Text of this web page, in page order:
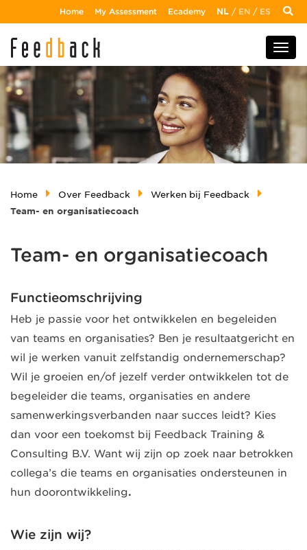
Home My Assessment Ecademy NL / EN / ES
Home Over Feedback
Werken bij Feedback
Team- en organisatiecoach
Team- en organisatiecoach
Functieomschrijving
Heb je passie voor het ontwikkelen en begeleiden
van teams en organisaties? Ben je resultaatgericht en
wil je werken vanuit zelfstandig ondernemerschap?
Wil je groeien en/of jezelf verder ontwikkelen tot de
begeleider die teams, organisaties en andere
samenwerkingsverbanden naar succes leidt? Kies
dan voor een toekomst bij Feedback Training &
Consulting B.V. Want wij zijn op zoek naar betrokken
collega’s die teams en organisaties ondersteunen in
hun doorontwikkeling.
Wie zijn wij?